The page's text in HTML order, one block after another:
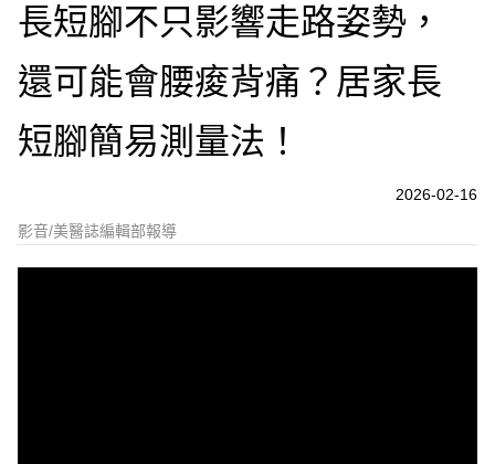
長短腳不只影響走路姿勢，
還可能會腰痠背痛？居家長
短腳簡易測量法！
2026-02-16
影音/美醫誌編輯部報導